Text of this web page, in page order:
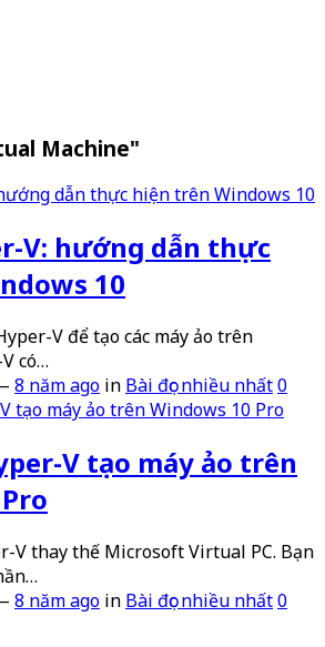
Machine"
V: hướng dẫn thực
10
V để tạo các máy ảo trên
có…
8 năm ago in Bài đọc nhiều nhất0
V tạo máy ảo trên
V thay thế Microsoft Virtual PC. Bạn
8 năm ago in Bài đọc nhiều nhất0